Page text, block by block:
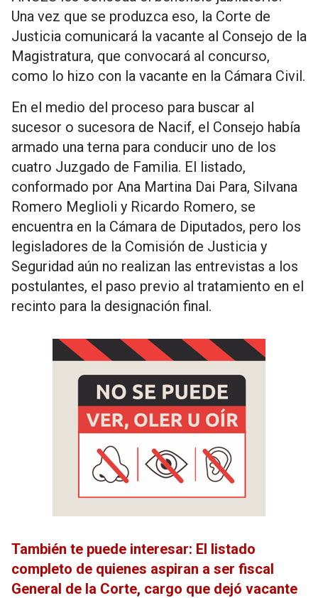
Una vez que se produzca eso, la Corte de
Justicia comunicará la vacante al Consejo de la
Magistratura, que convocará al concurso,
como lo hizo con la vacante en la Cámara Civil.
En el medio del proceso para buscar al
sucesor o sucesora de Nacif, el Consejo había
armado una terna para conducir uno de los
cuatro Juzgado de Familia. El listado,
conformado por Ana Martina Dai Para, Silvana
Romero Meglioli y Ricardo Romero, se
encuentra en la Cámara de Diputados, pero los
legisladores de la Comisión de Justicia y
Seguridad aún no realizan las entrevistas a los
postulantes, el paso previo al tratamiento en el
recinto para la designación final.
También te puede interesar: El listado
completo de quienes aspiran a ser fiscal
General de la Corte, cargo que dejó vacante